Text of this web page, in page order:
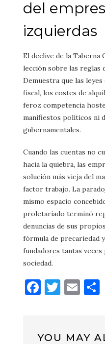
del
izquierdas
El declive de la Taberna
lección sobre las reglas
Demuestra que las
fiscal, los costes de
feroz competencia
manifiestos políticos ni
gubernamentales.
Cuando las cuentas no
hacia la quiebra, las
solución más vieja del
factor trabajo. La
mismo espacio
proletariado terminó
denuncias de sus
fórmula de precariedad
fundadores tantas
sociedad.
Facebook
YOU MAY